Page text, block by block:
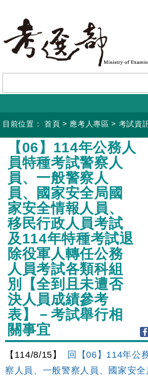
要
容
目前位置： 首頁 > 應考人專區 > 考試資
【06】114年公務人
員特種考試警察人
員、一般警察人
員、國家安全局國
家安全情報人員、
移民行政人員考試
及114年特種考試退
除役軍人轉任公務
人員考試各類科組
別【全到且未遭否
決人員成績參考
表】－考試舉行相
關事宜
【114/8/15】
回【06】114年公
察人員、一般警察人員、國家安